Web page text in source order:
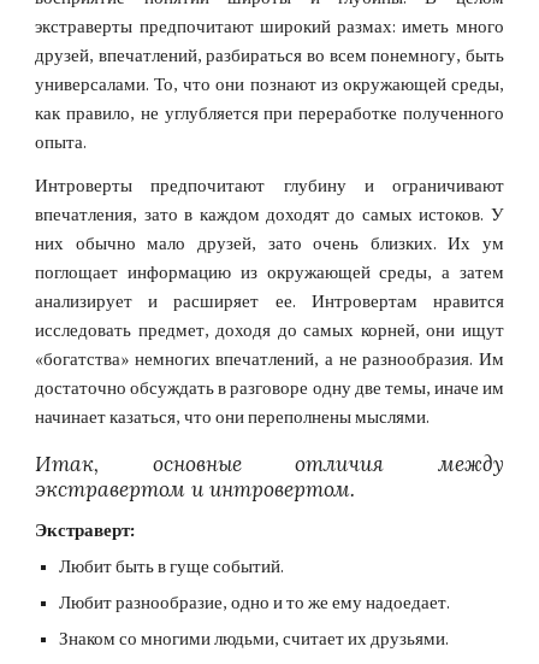
экстраверты предпочитают широкий размах: иметь много
друзей, впечатлений, разбираться во всем понемногу, быть
универсалами. То, что они познают из окружающей среды,
как правило, не углубляется при переработке полученного
опыта.
Интроверты предпочитают глубину и ограничивают
впечатления, зато в каждом доходят до самых истоков. У
них обычно мало друзей, зато очень близких. Их ум
поглощает информацию из окружающей среды, а затем
анализирует и расширяет ее. Интровертам нравится
исследовать предмет, доходя до самых корней, они ищут
«богатства» немногих впечатлений, а не разнообразия. Им
достаточно обсуждать в разговоре одну две темы, иначе им
начинает казаться, что они переполнены мыслями.
Итак, основные отличия между
экстравертом и интровертом.
Экстраверт:
Любит быть в гуще событий.
Любит разнообразие, одно и то же ему надоедает.
Знаком со многими людьми, считает их друзьями.